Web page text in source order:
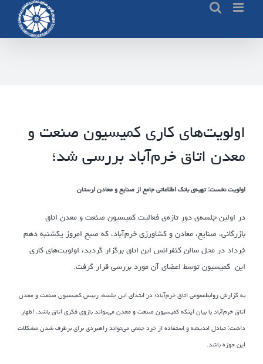
content
اولویت‌های کاری کمیسیون صنعت و
معدن اتاق خرم‌آباد بررسی شد؛
اولویت نخست: تهیه‌ی بانک اطلاعاتی جامع از صنایع و معادن لرستان
در اولین جلسه‌ی دورِ تازه‌ی فعالیت کمیسیون صنعت و معدن اتاق
بازرگانی، صنایع، معادن و کشاورزی خرم‌آباد، که صبح امروز یکشنبه دهم
خرداد در محل سالن کنفرانس این اتاق برگزار گردید، اولویت‌های کاری
این کمیسیون توسط اعضای آن مورد بررسی قرار گرفت.
به گزارش روابط‌عمومی اتاق خرم‌آباد؛ در ابتدای این جلسه، رییس کمیسیون صنعت و معدن
اتاق خرم‌آباد با بیان اینکه کمیسیون صنعت و معدن می‌تواند بازوی فکری اتاق باشد، اظهار
داشت: تبادل اندیشه و استفاده از خرد جمعی می‌تواند راهبردی برای برطرف شدن مشکلات
این حوزه باشد.